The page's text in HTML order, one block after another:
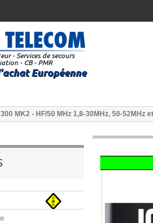
MK2 - HF/50 MHz 1,8-30MHz, 50-52MHz